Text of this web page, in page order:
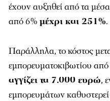
έχουν αυξηθεί από τα
από 6% μέχρι και 251%.
Παράλληλα, το κόστος
εμπορευματοκιβωτίου
αγγίζει τα 7.000 ευρώ,
εμπορευμάτων